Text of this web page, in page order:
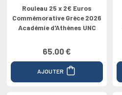
Rouleau 25 x 2€ Euros
Commémorative Grèce 2026
Académie d'Athènes UNC
65.00 €
AJOUTER